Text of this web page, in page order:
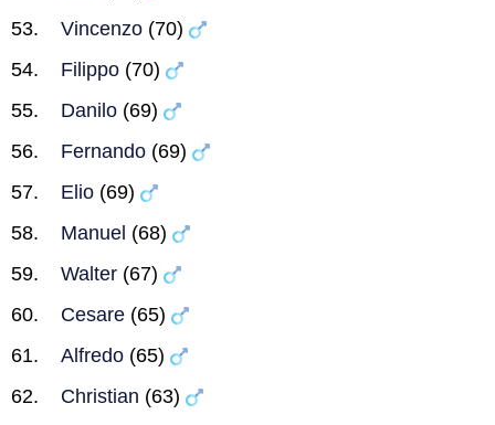
Vincenzo (70)
Filippo (70)
Danilo (69)
Fernando (69)
Elio (69)
Manuel (68)
Walter (67)
Cesare (65)
Alfredo (65)
Christian (63)